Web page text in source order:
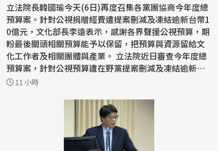
立法院長韓國瑜今天(6日)再度召集各黨團協商今年度總
預算案。針對公視捐贈經費遭提案刪減及凍結逾新台幣1
0億元，文化部長李遠表示，感謝各界聲援公視預算，期
盼最後關頭相關預算能予以保留，把預算與資源留給文
化工作者及相關團體與產業。 立法院近日審查今年度總
預算案，針對公視預算遭在野黨提案刪減及凍結逾新台
幣...11 小時